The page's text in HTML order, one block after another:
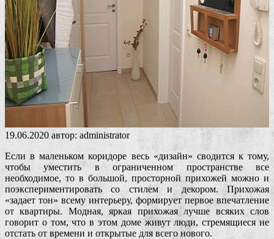
19.06.2020 автор: administrator
Если в маленьком коридоре весь «дизайн» сводится к тому,
чтобы уместить в ограниченном пространстве все
необходимое, то в большой, просторной прихожей можно и
поэкспериментировать со стилем и декором. Прихожая
«задает тон» всему интерьеру, формирует первое впечатление
от квартиры. Модная, яркая прихожая лучше всяких слов
говорит о том, что в этом доме живут люди, стремящиеся не
отстать от времени и открытые для всего нового.